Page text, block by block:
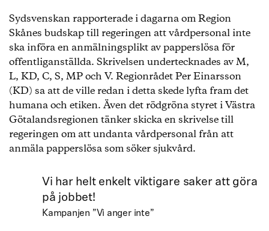
Sydsvenskan rapporterade i dagarna om Region
Skånes budskap till regeringen att vårdpersonal inte
ska införa en anmälningsplikt av papperslösa för
offentliganställda. Skrivelsen undertecknades av M,
L, KD, C, S, MP och V. Regionrådet Per Einarsson
(KD) sa att de ville redan i detta skede lyfta fram det
humana och etiken. Även det rödgröna styret i Västra
Götalandsregionen tänker skicka en skrivelse till
regeringen om att undanta vårdpersonal från att
anmäla papperslösa som söker sjukvård.
Vi har helt enkelt viktigare saker att göra
på jobbet!
Kampanjen ”Vi anger inte”